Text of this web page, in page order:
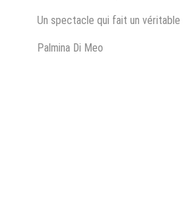
Un spectacle qui fait un
Palmina Di Meo